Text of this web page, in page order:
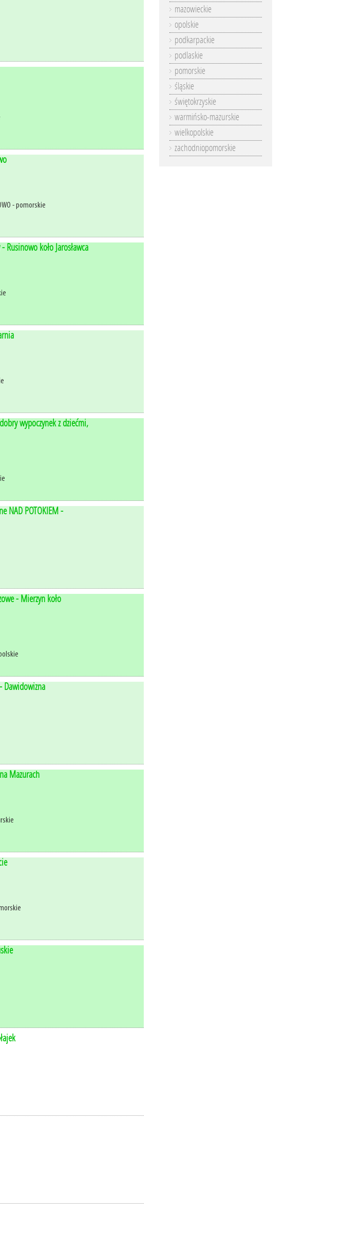
- pomorskie
Rusinowo koło Jarosławca
wypoczynek z dziećmi,
NAD POTOKIEM -
- Mierzyn koło
Dawidowizna
Mazurach
mazowieckie
opolskie
podkarpackie
podlaskie
pomorskie
śląskie
świętokrzyskie
warmińsko-mazurskie
wielkopolskie
zachodniopomorskie